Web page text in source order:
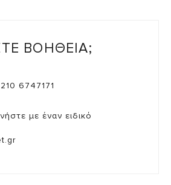
ΒΟΗΘΕΙΑ;
6747171
με έναν ειδικό